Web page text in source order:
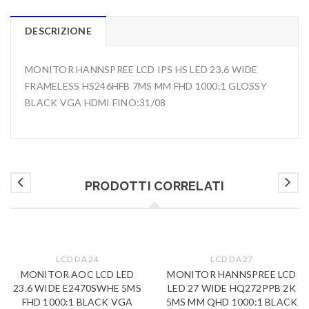
DESCRIZIONE
MONITOR HANNSPREE LCD IPS HS LED 23.6 WIDE
FRAMELESS HS246HFB 7MS MM FHD 1000:1 GLOSSY
BLACK VGA HDMI FINO:31/08
PRODOTTI CORRELATI
LCD DA 24
MONITOR AOC LCD LED
23.6 WIDE E2470SWHE 5MS
FHD 1000:1 BLACK VGA
LCD DA 27
MONITOR HANNSPREE LCD
LED 27 WIDE HQ272PPB 2K
5MS MM QHD 1000:1 BLACK